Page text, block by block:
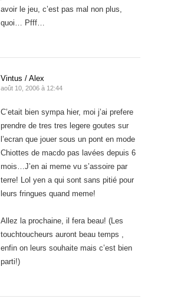
avoir le jeu, c’est pas mal non plus,
quoi… Pfff…
Vintus / Alex
août 10, 2006 à 12:44
C’etait bien sympa hier, moi j’ai prefere
prendre de tres tres legere goutes sur
l’ecran que jouer sous un pont en mode
Chiottes de macdo pas lavées depuis 6
mois…J’en ai meme vu s’assoire par
terre! Lol yen a qui sont sans pitié pour
leurs fringues quand meme!
Allez la prochaine, il fera beau! (Les
touchtoucheurs auront beau temps ,
enfin on leurs souhaite mais c’est bien
parti!)